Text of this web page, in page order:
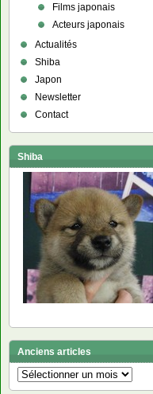
Films japonais
Acteurs japonais
Actualités
Shiba
Japon
Newsletter
Contact
Shiba
Anciens articles
Anciens
articles